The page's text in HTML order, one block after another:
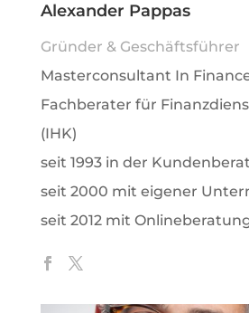
Alexander Pappas
Gründer & Geschäftsführer
Masterconsultant In
Fachberater für
(IHK)
seit 1993 in der
seit 2000 mit eigener
seit 2012 mit